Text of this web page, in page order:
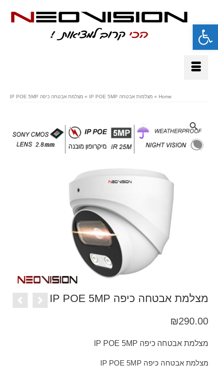
פתח סרגל נגישות
Home
» מצלמות אבטחה IP POE 5MP » מצלמת אבטחה כיפה IP POE 5MP
מצלמת אבטחה כיפה IP POE 5MP
₪290.00
מצלמת אבטחה כיפה IP POE 5MP
מצלמת אבטחה כיפה IP POE 5MP